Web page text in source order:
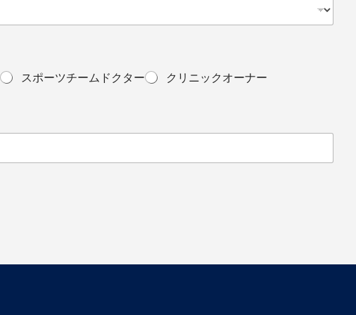
スポーツチームドクター クリニックオーナー